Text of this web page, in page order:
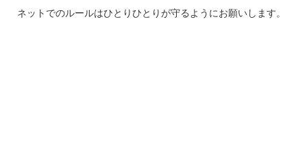
ネットでのルールはひとりひとりが守るようにお願いします。